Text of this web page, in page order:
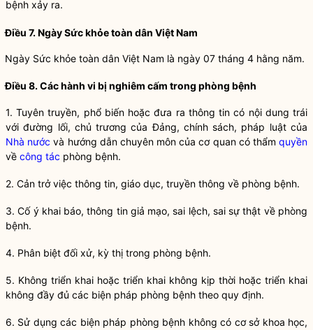
bệnh xảy ra.
Điều 7. Ngày Sức khỏe toàn dân Việt Nam
Ngày Sức khỏe toàn dân Việt Nam là ngày 07 tháng 4 hằng năm.
Điều 8. Các hành vi bị nghiêm cấm trong phòng bệnh
1. Tuyên truyền, phổ biến hoặc đưa ra thông tin có nội dung trái
với đường lối, chủ trương của Đảng, chính sách, pháp luậtcủa
Nhà nước và hướng dẫn chuyên môn của cơ quan có thẩmquyền
về công tác phòng bệnh.
2. Cản trở việc thông tin, giáo dục, truyền thông về phòng bệnh.
3. Cố ý khai báo, thông tin giả mạo, sai lệch, sai sự thật về phòng
bệnh.
4. Phân biệt đối xử, kỳ thị trong phòng bệnh.
5. Không triển khai hoặc triển khai không kịp thời hoặc triển khai
không đầy đủ các biện pháp phòng bệnh theo quy định.
6. Sử dụng các biện pháp phòng bệnh không có cơ sở khoa học,